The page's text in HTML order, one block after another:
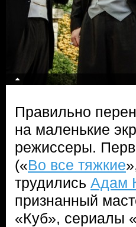
Правильно
на маленькие
режиссеры.
(«Во все тяжкие
трудились Адам
признанный
«Куб», сериалы «